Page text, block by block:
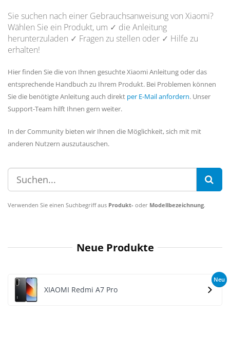
Sie suchen nach einer Gebrauchsanweisung von Xiaomi?
Wählen Sie ein Produkt, um ✓ die Anleitung
herunterzuladen ✓ Fragen zu stellen oder ✓ Hilfe zu
erhalten!
Hier finden Sie die von Ihnen gesuchte Xiaomi Anleitung oder das
entsprechende Handbuch zu Ihrem Produkt. Bei Problemen können
Sie die benötigte Anleitung auch direkt per E-Mail anfordern. Unser
Support-Team hilft Ihnen gern weiter.
In der Community bieten wir Ihnen die Möglichkeit, sich mit mit
anderen Nutzern auszutauschen.
Verwenden Sie einen Suchbegriff aus Produkt- oder Modellbezeichnung.
Neue Produkte
Neu
XIAOMI Redmi A7 Pro